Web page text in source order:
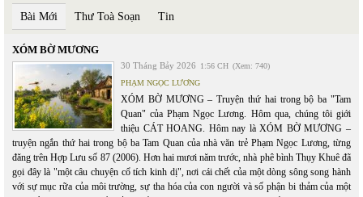
Bài Mới Thư Toà Soạn Tin
XÓM BỜ MƯƠNG
30 Tháng Bảy 2026 1:56 CH (Xem: 740)
PHẠM NGỌC LƯƠNG
XÓM BỜ MƯƠNG – Truyện thứ hai trong bộ ba "Tam
Quan" của Phạm Ngọc Lương. Hôm qua, chúng tôi giới
thiệu CÁT HOANG. Hôm nay là XÓM BỜ MƯƠNG –
truyện ngắn thứ hai trong bộ ba Tam Quan của nhà văn trẻ Phạm Ngọc Lương, từng
đăng trên Hợp Lưu số 87 (2006). Hơn hai mươi năm trước, nhà phê bình Thụy Khuê đã
gọi đây là "một câu chuyện cổ tích kinh dị", nơi cái chết của một dòng sông song hành
với sự mục rữa của môi trường, sự tha hóa của con người và số phận bi thảm của một